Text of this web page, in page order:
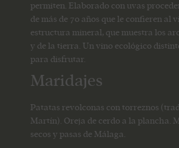
permiten. Elaborado con uvas
de más de 70 años que le confieren al
estructura mineral, que muestra los
y de la tierra. Un vino ecológico
para disfrutar.
Maridajes
Patatas revolconas con torreznos
Martín). Oreja de cerdo a la plancha.
secos y pasas de Málaga.